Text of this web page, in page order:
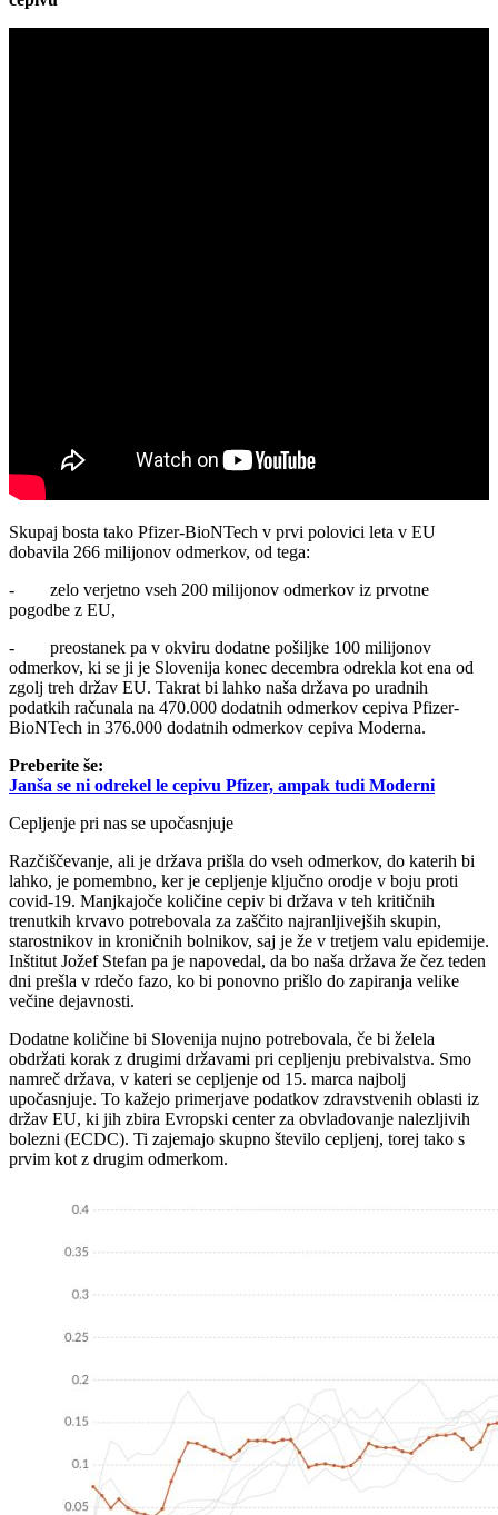
Skupaj bosta tako Pfizer-BioNTech v prvi polovici leta v EU
dobavila 266 milijonov odmerkov, od tega:
- zelo verjetno vseh 200 milijonov odmerkov iz prvotne
pogodbe z EU,
- preostanek pa v okviru dodatne pošiljke 100 milijonov
odmerkov, ki se ji je Slovenija konec decembra odrekla kot ena od
zgolj treh držav EU. Takrat bi lahko naša država po uradnih
podatkih računala na 470.000 dodatnih odmerkov cepiva Pfizer-
BioNTech in 376.000 dodatnih odmerkov cepiva Moderna.
Preberite še:
Janša se ni odrekel le cepivu Pfizer, ampak tudi Moderni
Cepljenje pri nas se upočasnjuje
Razčiščevanje, ali je država prišla do vseh odmerkov, do katerih bi
lahko, je pomembno, ker je cepljenje ključno orodje v boju proti
covid-19. Manjkajoče količine cepiv bi država v teh kritičnih
trenutkih krvavo potrebovala za zaščito najranljivejših skupin,
starostnikov in kroničnih bolnikov, saj je že v tretjem valu epidemije.
Inštitut Jožef Stefan pa je napovedal, da bo naša država že čez teden
dni prešla v rdečo fazo, ko bi ponovno prišlo do zapiranja velike
večine dejavnosti.
Dodatne količine bi Slovenija nujno potrebovala, če bi želela
obdržati korak z drugimi državami pri cepljenju prebivalstva. Smo
namreč država, v kateri se cepljenje od 15. marca najbolj
upočasnjuje. To kažejo primerjave podatkov zdravstvenih oblasti iz
držav EU, ki jih zbira Evropski center za obvladovanje nalezljivih
bolezni (ECDC). Ti zajemajo skupno število cepljenj, torej tako s
prvim kot z drugim odmerkom.